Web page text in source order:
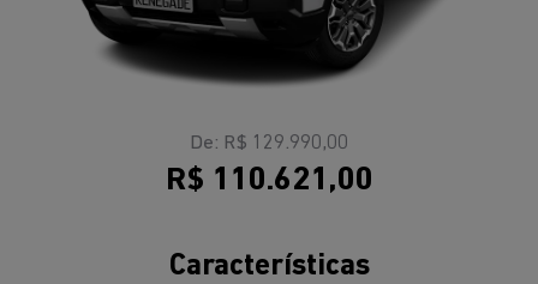
De: R$ 129.990,00
R$ 110.621,00
Características